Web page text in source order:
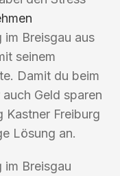
im Breisgau aus
seinem
Damit du beim
Geld sparen
Kastner Freiburg
Lösung an.
im Breisgau